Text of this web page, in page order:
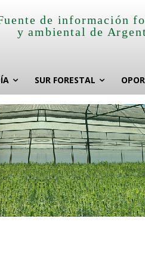
de información
y ambiental de
SUR FORESTAL